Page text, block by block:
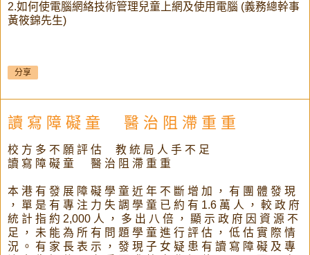
2.如何使電腦網絡技術管理兒童上網及使用電腦 (義務總幹事
黃筱錦先生)
分享
讀 寫 障 礙 童 醫 治 阻 滯 重 重
校 方 多 不 願 評 估 教 統 局 人 手 不 足
讀 寫 障 礙 童 醫 治 阻 滯 重 重
本 港 有 發 展 障 礙 學 童 近 年 不 斷 增 加 ， 有 團 體 發 現
， 單 是 有 專 注 力 失 調 學 童 已 約 有 1.6 萬 人 ， 較 政 府
統 計 指 約 2,000 人 ， 多 出 八 倍 ， 顯 示 政 府 因 資 源 不
足 ， 未 能 為 所 有 問 題 學 童 進 行 評 估 ， 低 估 實 際 情
況 。 有 家 長 表 示 ， 發 現 子 女 疑 患 有 讀 寫 障 礙 及 專